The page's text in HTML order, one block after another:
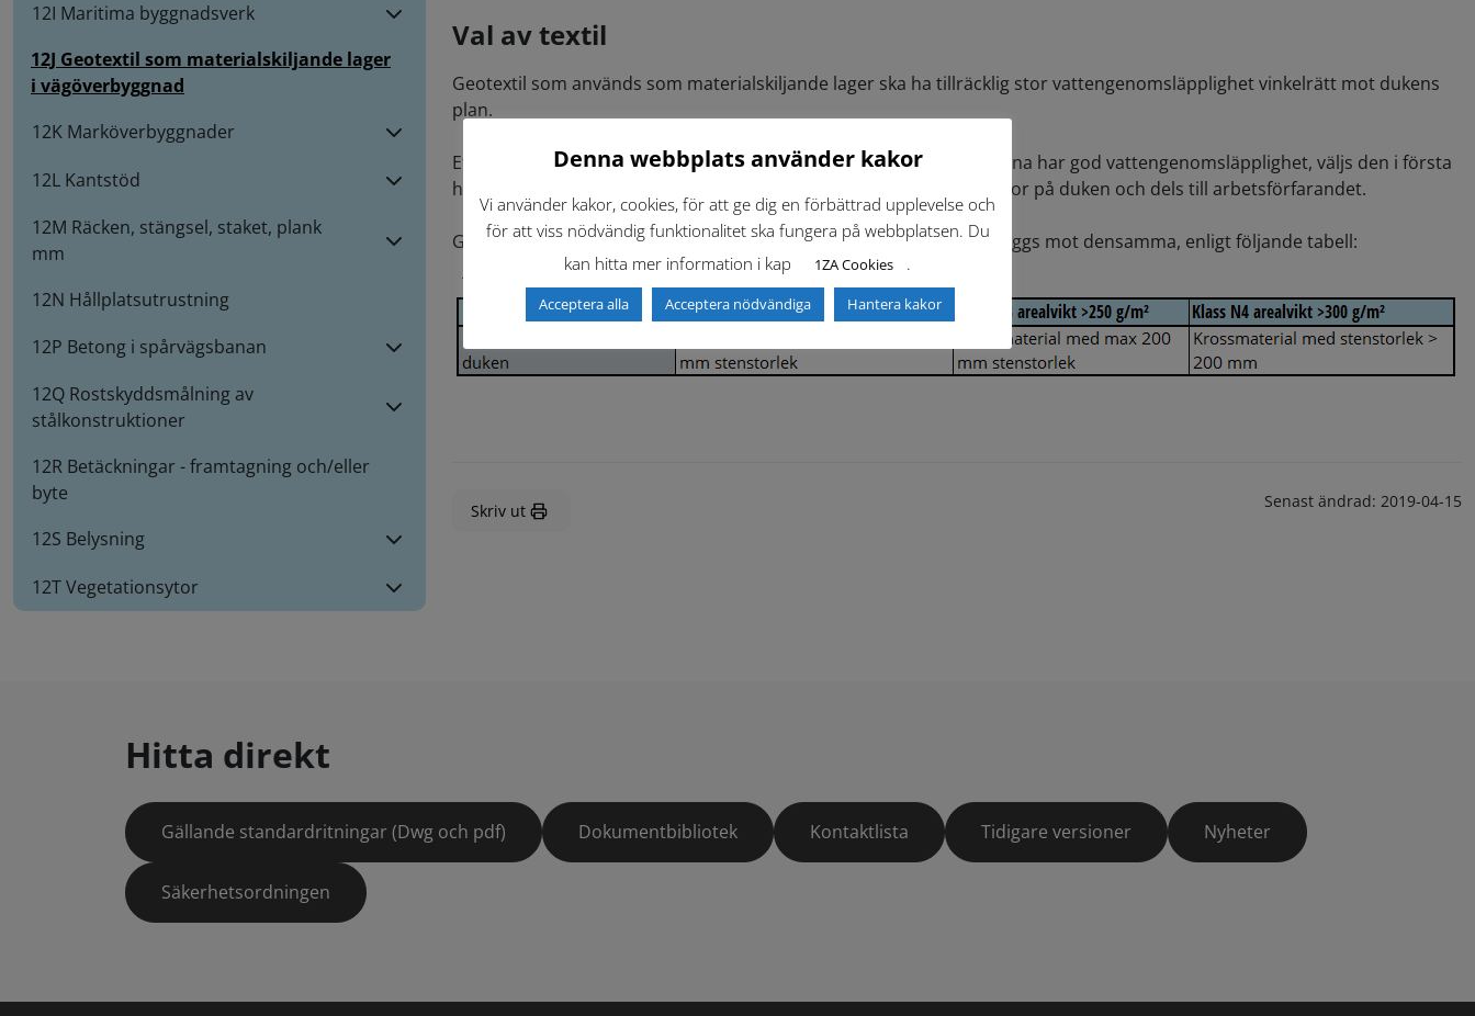
12I Maritima byggnadsverk
12J Geotextil som materialskiljande lager
i vägöverbyggnad
12K Marköverbyggnader
12L Kantstöd
12M Räcken, stängsel, staket, plank
mm
12N Hållplatsutrustning
12P Betong i spårvägsbanan
12Q Rostskyddsmålning av
stålkonstruktioner
12R Betäckningar - framtagning och/eller
byte
12S Belysning
12T Vegetationsytor
Val av textil
Geotextil som används som materialskiljande lager ska ha tillräcklig stor vattengenomsläpplighet vinkelrätt mot dukens
plan.
Eftersom de flesta av de i marknaden förekommande geotextiltyperna har god vattengenomsläpplighet, väljs den i första
hand med hänsyn till dels de stenmaterial som medför risk för skador på duken och dels till arbetsförfarandet.
Geotextilen väljs därför, med hänsyn till det grövsta material som läggs mot densamma, enligt följande tabell:
Skriv ut Senast ändrad: 2019-04-15
Hitta direkt
Gällande standardritningar (Dwg och pdf) Dokumentbibliotek Kontaktlista Tidigare versioner Nyheter
Säkerhetsordningen
Denna webbplats använder kakor
Vi använder kakor, cookies, för att ge dig en förbättrad upplevelse och
för att viss nödvändig funktionalitet ska fungera på webbplatsen. Du
kan hitta mer information i kap
1ZA Cookies .
Acceptera alla Acceptera nödvändiga Hantera kakor